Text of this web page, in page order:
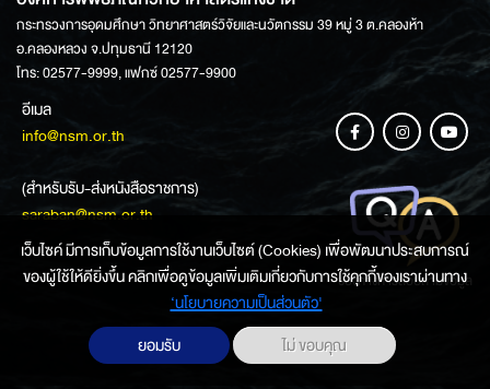
กระทรวงการอุดมศึกษา วิทยาศาสตร์วิจัยและนวัตกรรม 39 หมู่ 3 ต.คลองห้า
อ.คลองหลวง จ.ปทุมธานี 12120
โทร: 02577-9999, แฟกซ์ 02577-9900
อีเมล
info@nsm.or.th
(สำหรับรับ-ส่งหนังสือราชการ)
saraban@nsm.or.th
ช่องทางการสอบถามข้อมูล
เว็บไซค์ มีการเก็บข้อมูลการใช้งานเว็บไซต์ (Cookies) เพื่อพัฒนาประสบการณ์
ของผู้ใช้ให้ดียิ่งขึ้น คลิกเพื่อดูข้อมูลเพิ่มเติมเกี่ยวกับการใช้คุกกี้ของเราผ่านทาง
‘นโยบายความเป็นส่วนตัว'
ยอมรับ
ไม่ ขอบคุณ